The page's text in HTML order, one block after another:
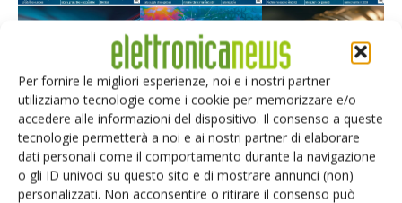
Per fornire le migliori esperienze, noi e i nostri partner
utilizziamo tecnologie come i cookie per memorizzare e/o
accedere alle informazioni del dispositivo. Il consenso a queste
tecnologie permetterà a noi e ai nostri partner di elaborare
dati personali come il comportamento durante la navigazione
o gli ID univoci su questo sito e di mostrare annunci (non)
personalizzati. Non acconsentire o ritirare il consenso può
Edicola web
PCB Magazine